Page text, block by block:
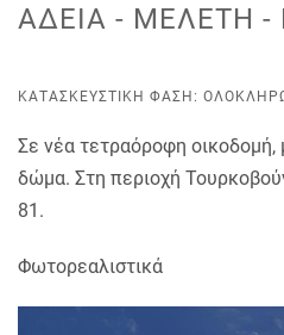
ΆΔΕΙΑ - ΜΕΛΈΤΗ -
ΚΑΤΑΣΚΕΥΣΤΙΚΉ ΦΆΣΗ:
Σε νέα τετραόροφη οικοδομή,
δώμα. Στη περιοχή
81.
Φωτορεαλιστικά